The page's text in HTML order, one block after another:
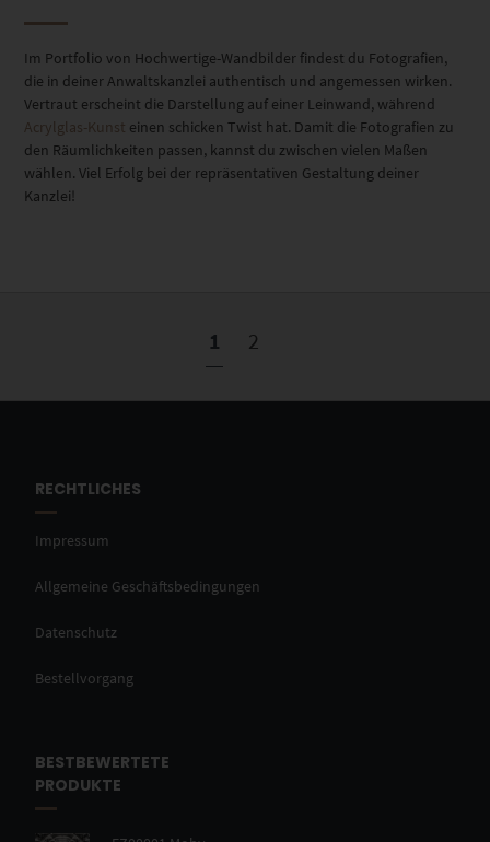
Im Portfolio von Hochwertige-Wandbilder findest du Fotografien,
die in deiner Anwaltskanzlei authentisch und angemessen wirken.
Vertraut erscheint die Darstellung auf einer Leinwand, während
Acrylglas-Kunst einen schicken Twist hat. Damit die Fotografien zu
den Räumlichkeiten passen, kannst du zwischen vielen Maßen
wählen. Viel Erfolg bei der repräsentativen Gestaltung deiner
Kanzlei!
1 2
RECHTLICHES
Impressum
Allgemeine Geschäftsbedingungen
Datenschutz
Bestellvorgang
BESTBEWERTETE
PRODUKTE